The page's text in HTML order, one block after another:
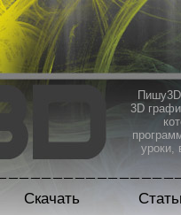
3D
уроки,
Скачать